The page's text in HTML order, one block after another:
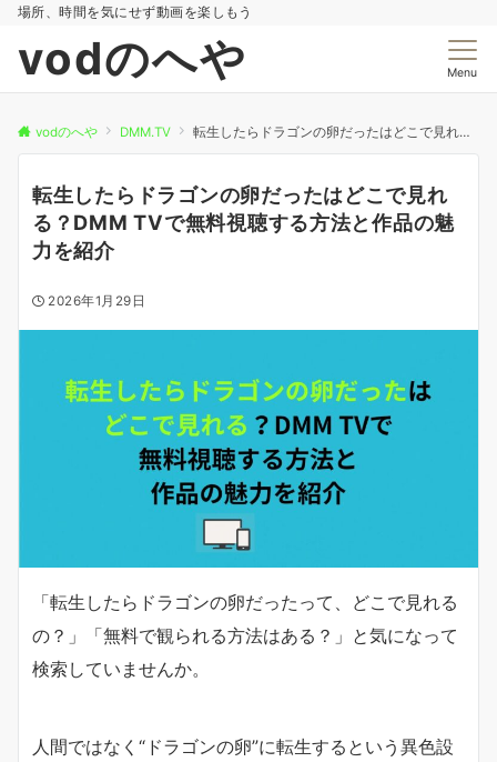
場所、時間を気にせず動画を楽しもう
vodのへや Menu
vodのへや DMM.TV 転生したらドラゴンの卵だったはどこで見れる？DMM TVで無料視聴する方法と作品の魅力を紹介
転生したらドラゴンの卵だったはどこで見れ
る？DMM TVで無料視聴する方法と作品の魅
力を紹介
2026年1月29日
「転生したらドラゴンの卵だったって、どこで見れる
の？」「無料で観られる方法はある？」と気になって
検索していませんか。
人間ではなく“ドラゴンの卵”に転生するという異色設